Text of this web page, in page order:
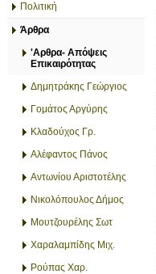
Πολιτική
Άρθρα
'Αρθρα- Απόψεις
Επικαιρότητας
Δημητράκης Γεώργιος
Γομάτος Αργύρης
Κλαδούχος Γρ.
Αλέφαντος Πάνος
Αντωνίου Αριστοτέλης
Νικολόπουλος Δήμος
Μουτζουρέλης Σωτ
Χαραλαμπίδης Μιχ.
Ρούπας Χαρ.